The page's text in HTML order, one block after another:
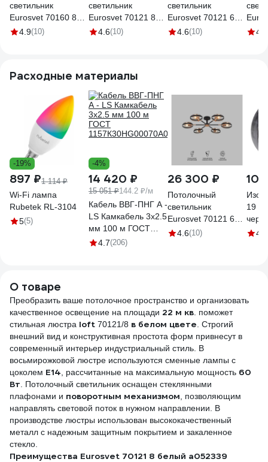
светильник
Eurosvet 70160 8
хром a057110
4.9(10)
светильник
Eurosvet 70121 8
черный a052342
4.6(10)
светильник
Eurosvet 70121 6
черный a052341
4.6(10) 4.2
Расходные материалы
-19%
897 ₽1 114 ₽
Wi-Fi лампа
Rubetek RL-3104
5(5)
-4%
14 420 ₽
15 051 ₽144.2 ₽/м
Кабель ВВГ-ПНГ А -
LS Камкабель 3x2.5
мм 100 м ГОСТ
1157К30HG00070А0100М
4.7(206)
26 300 ₽
Потолочный
светильник
Eurosvet 70121 6
черный a052341
4.6(10)
19
4.1
О товаре
Преобразить ваше потолочное пространство и организовать
качественное освещение на площади 22 м кв . поможет
стильная люстра loft 70121/8 в белом цвете . Строгий
внешний вид и конструктивная простота форм привнесут в
современный интерьер индустриальный стиль. В
восьмирожковой люстре используются сменные лампы с
цоколем E14 , рассчитанные на максимальную мощность 60
Вт . Потолочный светильник оснащен стеклянными
плафонами и поворотным механизмом , позволяющим
направлять световой поток в нужном направлении. В
производстве люстры использован высококачественный
металл с надежным защитным покрытием и закаленное
стекло.
Преимущества Eurosvet 70121 8 белый a052339